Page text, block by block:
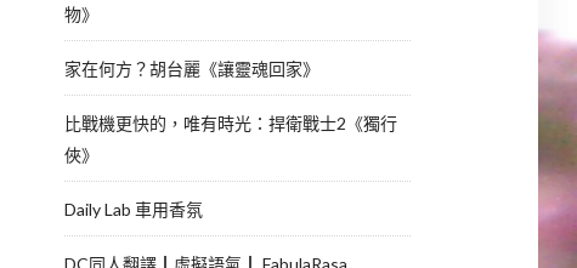
物》
家在何方？胡台麗《讓靈魂回家》
比戰機更快的，唯有時光：捍衛戰士2《獨行
俠》
Daily Lab 車用香氛
DC同人翻譯┃虛擬語氣┃ FabulaRasa